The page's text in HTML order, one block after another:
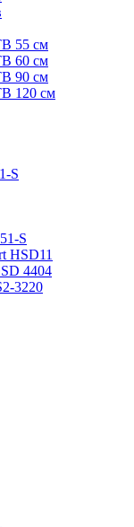
55 см
60 см
90 см
120 см
S
S
HSD11
4404
3220